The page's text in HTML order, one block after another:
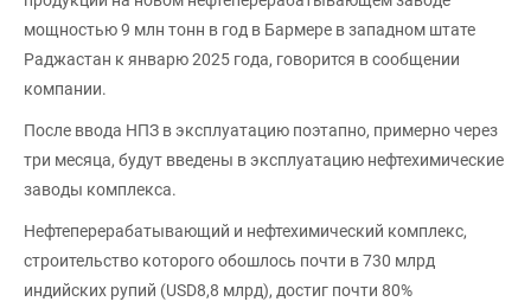
мощностью 9 млн тонн в год в Бармере в западном штате
Раджастан к январю 2025 года, говорится в сообщении
компании.
После ввода НПЗ в эксплуатацию поэтапно, примерно через
три месяца, будут введены в эксплуатацию нефтехимические
заводы комплекса.
Нефтеперерабатывающий и нефтехимический комплекс,
строительство которого обошлось почти в 730 млрд
индийских рупий (USD8,8 млрд), достиг почти 80%